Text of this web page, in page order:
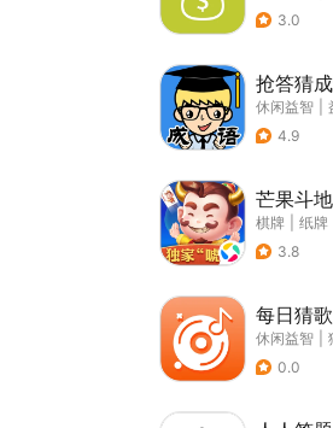
3.0
抢答猜
休闲益智
4.9
芒果斗
棋牌
纸牌
3.8
每日猜歌
休闲益智
0.0